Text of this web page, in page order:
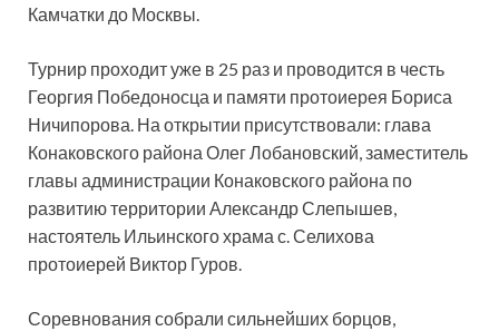
Камчатки до Москвы.
Турнир проходит уже в 25 раз и проводится в честь
Георгия Победоносца и памяти протоиерея Бориса
Ничипорова. На открытии присутствовали: глава
Конаковского района Олег Лобановский, заместитель
главы администрации Конаковского района по
развитию территории Александр Слепышев,
настоятель Ильинского храма с. Селихова
протоиерей Виктор Гуров.
Соревнования собрали сильнейших борцов,